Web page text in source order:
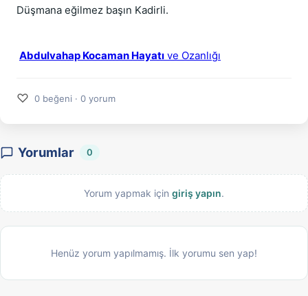
Düşmana eğilmez başın Kadirli.
Abdulvahap Kocaman Hayatı ve Ozanlığı
♡ 0 beğeni · 0 yorum
Yorumlar 0
Yorum yapmak için giriş yapın.
Henüz yorum yapılmamış. İlk yorumu sen yap!